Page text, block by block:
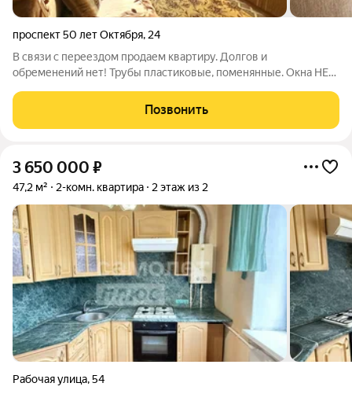
проспект 50 лет Октября, 24
В связи с переездом продаем квартиру. Долгов и
обременений нет! Трубы пластиковые, поменянные. Окна НЕ
у дома. Рядом торговый центр, лес! Собственник. Без торга!
Риэлторам, просьба не
Позвонить
3 650 000 ₽
47,2 м² 2-комн. квартира 2 этаж из 2
Рабочая улица,54